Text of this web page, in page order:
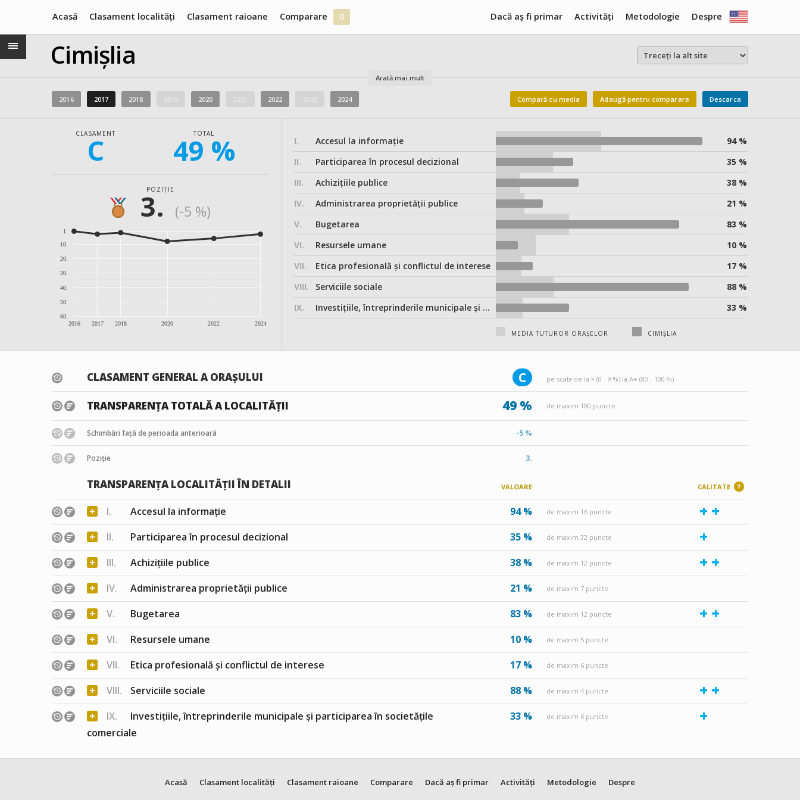
Acasă Despre
Clasament localități Metodologie
Clasament raioane Activități
Comparare 0 Dacă aș fi primar
Cimișlia
Arată mai mult
2016 2017 2018 2020 2022 2024 Descarca
Adaugă pentru comparare
Compară cu media
CLASAMENT
C TOTAL
49 %
POZIȚIE
3. (-5 %)
2016 2017 2018 2020 2022 2024
1.
10.
20.
30.
40.
50.
60.
I. Accesul la informație
94 %
II.
Participarea în procesul decizional
35 %
III.
Achizițiile publice
38 %
IV.
Administrarea proprietății publice
21 %
V.
Bugetarea
83 %
VI.
Resursele umane
10 %
VII.
Etica profesională și conflictul de interese
17 %
VIII.
Serviciile sociale
88 %
IX.
Investițiile, întreprinderile municipale și participarea în societățile comerciale 33 %
MEDIA TUTUROR ORAȘELOR CIMIȘLIA
CLASAMENT GENERAL A ORAȘULUI C pe scala de la F (0 - 9 %) la A+ (80 - 100 %)
TRANSPARENȚA TOTALĂ A LOCALITĂȚII 49 % de maxim 100 puncte
Schimbări față de perioada anterioară -5 %
Poziție 3.
TRANSPARENȚA LOCALITĂȚII ÎN DETALII VALOARE CALITATE ?
+ I. Accesul la informație 94 % de maxim 16 puncte + +
+ II. Participarea în procesul decizional 35 % de maxim 32 puncte +
+ III. Achizițiile publice 38 % de maxim 12 puncte + +
+ IV. Administrarea proprietății publice 21 % de maxim 7 puncte
+ V. Bugetarea 83 % de maxim 12 puncte + +
+ VI. Resursele umane 10 % de maxim 5 puncte
+ VII. Etica profesională și conflictul de interese 17 % de maxim 6 puncte
+ VIII. Serviciile sociale 88 % de maxim 4 puncte + +
+ IX.
Investițiile, întreprinderile municipale și participarea în societățile
comerciale
33 % de maxim 6 puncte +
Acasă Clasament localități Clasament raioane Comparare Dacă aș fi primar Activități Metodologie Despre